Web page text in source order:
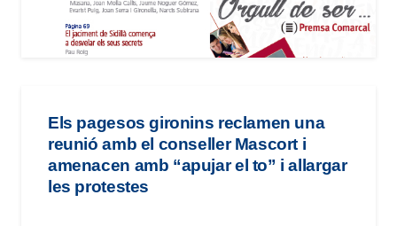
Els pagesos gironins reclamen una
reunió amb el conseller Mascort i
amenacen amb “apujar el to” i allargar
les protestes